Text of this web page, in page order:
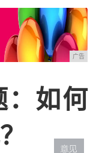
广告
：如何